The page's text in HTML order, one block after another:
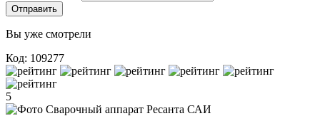
Отправить
Вы уже смотрели
Код: 109277
5